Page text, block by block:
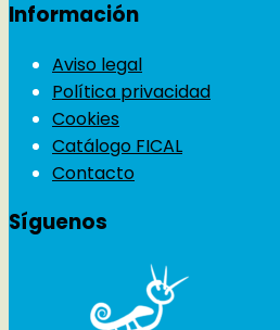
Información
Aviso legal
Política privacidad
Cookies
Catálogo FICAL
Contacto
Síguenos